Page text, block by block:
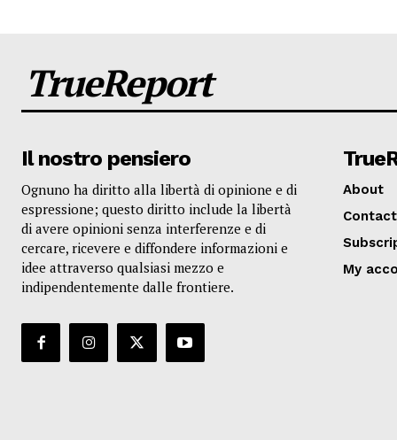
TrueReport
Il nostro pensiero
Ognuno ha diritto alla libertà di opinione e di
espressione; questo diritto include la libertà
di avere opinioni senza interferenze e di
cercare, ricevere e diffondere informazioni e
idee attraverso qualsiasi mezzo e
indipendentemente dalle frontiere.
About
My